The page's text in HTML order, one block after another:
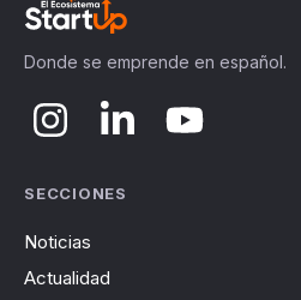
Donde se emprende en español.
SECCIONES
Noticias
Actualidad